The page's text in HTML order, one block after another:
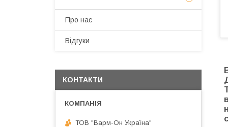
Про нас
Відгуки
КОНТАКТИ
ТОВ "Варм-Он Україна"